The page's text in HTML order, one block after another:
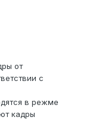
от
с
в режме
кадры